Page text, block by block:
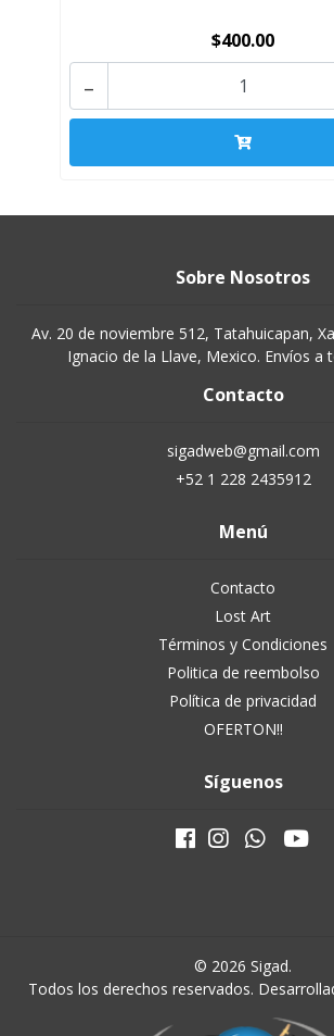
$400.00
-
Sobre Nosotros
Av. 20 de noviembre 512, Tatahuicapan,
Ignacio de la Llave, Mexico. Envíos a
Contacto
sigadweb@gmail.com
+52 1 228 2435912
Menú
Contacto
Lost Art
Términos y Condiciones
Politica de reembolso
Política de privacidad
OFERTON!!
Síguenos
© 2026 Sigad.
Todos los derechos reservados.